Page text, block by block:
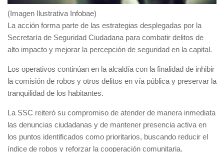
(Imagen Ilustrativa Infobae)
La acción forma parte de las estrategias desplegadas por la
Secretaría de Seguridad Ciudadana para combatir delitos de
alto impacto y mejorar la percepción de seguridad en la capital.
Los operativos continúan en la alcaldía con la finalidad de inhibir
la comisión de robos y otros delitos en vía pública y preservar la
tranquilidad de los habitantes.
La SSC reiteró su compromiso de atender de manera inmediata
las denuncias ciudadanas y de mantener presencia activa en
los puntos identificados como prioritarios, buscando reducir el
índice de robos y reforzar la cooperación comunitaria.